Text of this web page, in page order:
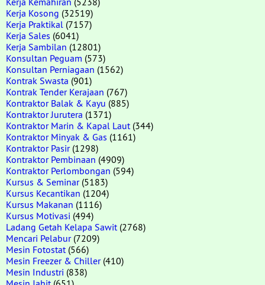
Kerja Kosong (32519)
Kerja Praktikal (7157)
Kerja Sales (6041)
Kerja Sambilan (12801)
Konsultan Peguam (573)
Konsultan Perniagaan (1562)
Kontrak Swasta (901)
Kontrak Tender Kerajaan (767)
Kontraktor Balak & Kayu (885)
Kontraktor Jurutera (1371)
Kontraktor Marin & Kapal Laut (344)
Kontraktor Minyak & Gas (1161)
Kontraktor Pasir(1298)
Kontraktor Pembinaan (4909)
Kontraktor Perlombongan (594)
Kursus & Seminar(5183)
Kursus Kecantikan (1204)
Kursus Makanan (1116)
Kursus Motivasi (494)
Ladang Getah Kelapa Sawit (2768)
Mencari Pelabur(7209)
Mesin Fotostat (566)
Mesin Freezer & Chiller(410)
Mesin Industri (838)